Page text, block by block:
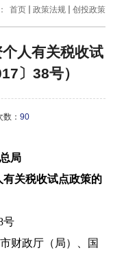
首页 政策法规 创投政策
人有关税收试
〕38号）
： 90
局
关税收试点政策的
号
财政厅（局）、国